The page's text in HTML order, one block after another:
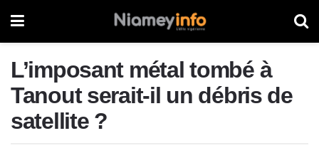
L’imposant métal tombé à
Tanout serait-il un débris de
satellite ?